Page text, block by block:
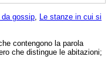
da gossip Le stanze in cui si
contengono la parola
che distingue le abitazioni;